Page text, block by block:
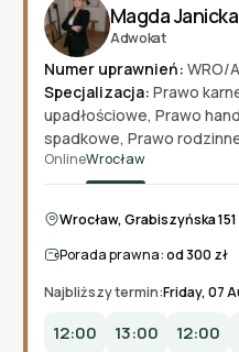
Adwokat
Magda Janicka
Numer uprawnień: WRO/
Specjalizacja: Prawo
upadłościowe, Prawo
spadkowe, Prawo
OnlineWrocław
Wrocław, Grabiszyńska
Porada prawna:od 300 zł
Najbliższy termin:Friday, 07
12:00 13:00 12:00